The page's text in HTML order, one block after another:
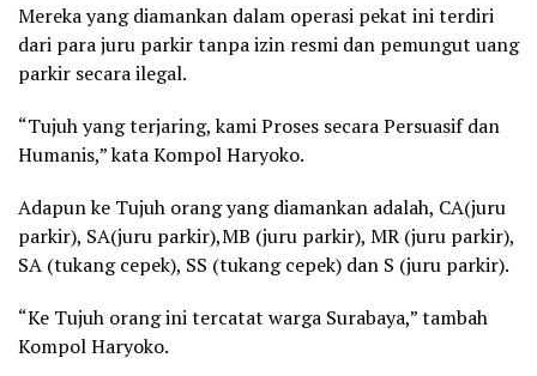
Mereka yang diamankan dalam operasi pekat ini terdiri
dari para juru parkir tanpa izin resmi dan pemungut uang
parkir secara ilegal.
“Tujuh yang terjaring, kami Proses secara Persuasif dan
Humanis,” kata Kompol Haryoko.
Adapun ke Tujuh orang yang diamankan adalah, CA(juru
parkir), SA(juru parkir),MB (juru parkir), MR (juru parkir),
SA (tukang cepek), SS (tukang cepek) dan S (juru parkir).
“Ke Tujuh orang ini tercatat warga Surabaya,” tambah
Kompol Haryoko.